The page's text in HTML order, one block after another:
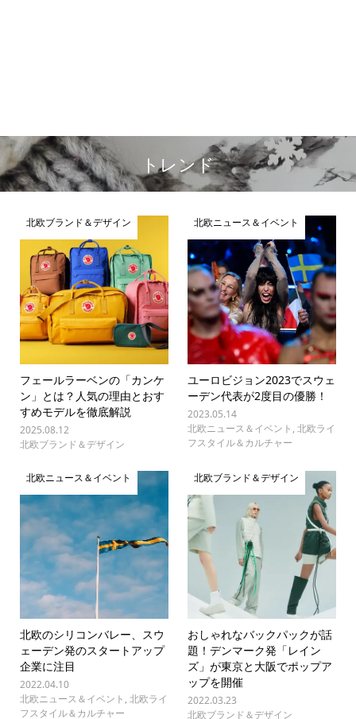
トレンド
北欧ブランド＆デザイン
フェールラーベンの「カンケ
ン」とは？人気の理由とおす
すめモデルを徹底解説
2025.08.12
北欧ブランド＆デザイン
北欧ニュース＆イベント
ユーロビジョン2023でスウェ
ーデン代表が2度目の優勝！
2023.05.14
北欧ニュース＆イベント ,北欧ライ
フスタイル＆カルチャー
北欧ニュース＆イベント
北欧のシリコンバレー、スウ
ェーデン発のスタートアップ
企業に注目
2022.04.10
北欧ニュース＆イベント , 北欧ライ
フスタイル＆カルチャー
北欧ブランド＆デザイン
おしゃれなバックパックが話
題！デンマーク発「レイン
ズ」が東京と大阪でポップア
ップを開催
2022.03.23
北欧ブランド＆デザイン